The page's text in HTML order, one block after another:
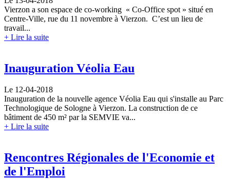
Vierzon a son espace de co-working « Co-Office spot » situé en
Centre-Ville, rue du 11 novembre à Vierzon. C’est un lieu de
travail...
+ Lire la suite
Inauguration Véolia Eau
Le 12-04-2018
Inauguration de la nouvelle agence Véolia Eau qui s'installe au Parc
Technologique de Sologne à Vierzon. La construction de ce
bâtiment de 450 m² par la SEMVIE va...
+ Lire la suite
Rencontres Régionales de l'Economie et
de l'Emploi